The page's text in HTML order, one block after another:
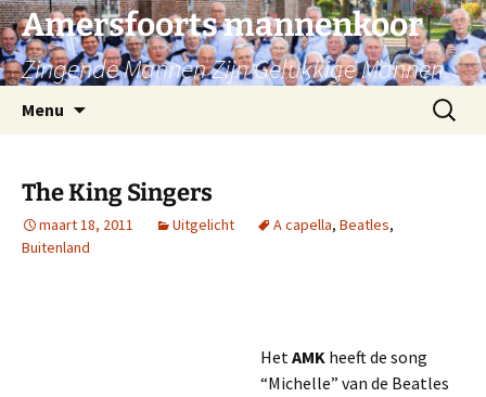
Ga
naar
de
inhoud
Amersfoorts mannenkoor
Zingende Mannen Zijn Gelukkige Mannen
Menu
Zoeken
naar:
The King Singers
maart 18, 2011 Uitgelicht A capella, Beatles,
Buitenland
HetAMK heeft de song
“Michelle” van de Beatles